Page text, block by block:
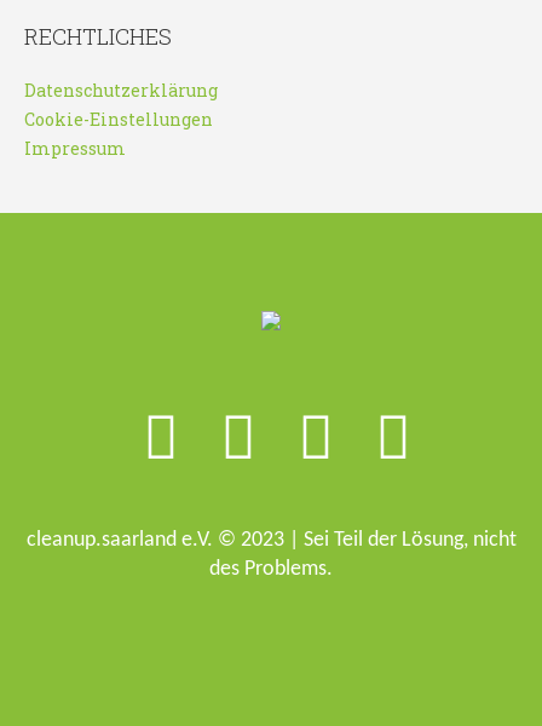
RECHTLICHES
Datenschutzerklärung
Cookie-Einstellungen
Impressum
cleanup.saarland e.V. © 2023 | Sei Teil der Lösung, nicht
des Problems.